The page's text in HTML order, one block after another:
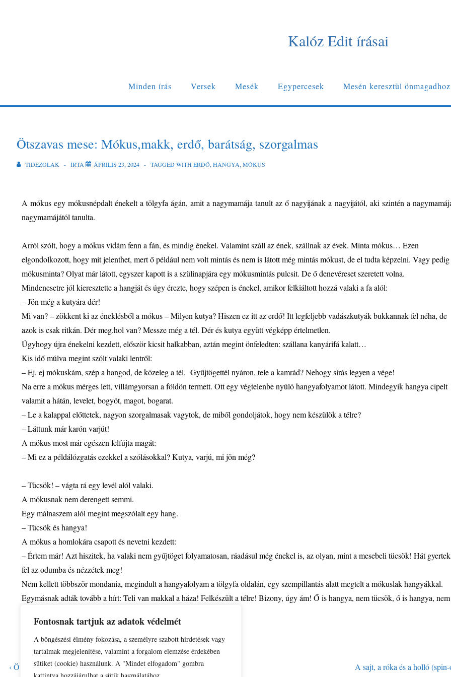
Fontosnak tartjuk az adatok védelmét
A böngészési élmény fokozása, a személyre szabott hirdetések vagy
tartalmak megjelenítése, valamint a forgalom elemzése érdekében
sütiket (cookie) használunk. A "Mindet elfogadom" gombra
Kalóz Edit írásai
Minden írás Versek Mesék Egypercesek Mesén keresztül önmagadhoz
Ötszavas mese: Mókus,makk, erdő, barátság, szorgalmas
TIDEZOLAK ÍRTA ÁPRILIS 23, 2024 TAGGED WITHERDŐ, HANGYA, MÓKUS
A mókus egy mókusnépdalt énekelt a tölgyfa ágán, amit a nagymamája tanult az ő nagyijának a nagyijától, aki szintén a
nagymamájától tanulta.
Arról szólt, hogy a mókus vidám fenn a fán, és mindig énekel. Valamint száll az ének, szállnak az évek. Minta mókus… Ezen
elgondolkozott, hogy mit jelenthet, mert ő például nem volt mintás és nem is látott még mintás mókust, de el tudta képzelni. Vagy pedig
mókusminta? Olyat már látott, egyszer kapott is a szülinapjára egy mókusmintás pulcsit. De ő denevéreset szeretett volna.
Mindenesetre jól kieresztette a hangját és úgy érezte, hogy szépen is énekel, amikor felkiáltott hozzá valaki a fa alól:
– Jön még a kutyára dér!
Mi van? – zökkent ki az éneklésből a mókus – Milyen kutya? Hiszen ez itt az erdő! Itt legfeljebb vadászkutyák bukkannak fel néha, de
azok is csak ritkán. Dér meg.hol van? Messze még a tél. Dér és kutya együtt végképp értelmetlen.
Úgyhogy újra énekelni kezdett, először kicsit halkabban, aztán megint önfeledten: szállana kanyárifá kalatt…
Kis idő múlva megint szólt valaki lentről:
– Ej, ej mókuskám, szép a hangod, de közeleg a tél. Gyűjtögettél nyáron, tele a kamrád? Nehogy sírás legyen a vége!
Na erre a mókus mérges lett, villámgyorsan a földön termett. Ott egy végtelenbe nyúló hangyafolyamot látott. Mindegyik hangya cipelt
valamit a hátán, levelet, bogyót, magot, bogarat.
– Le a kalappal előttetek, nagyon szorgalmasak vagytok, de miből gondoljátok, hogy nem készülök a télre?
– Láttunk már karón varjút!
A mókus most már egészen felfújta magát:
– Mi ez a példálózgatás ezekkel a szólásokkal? Kutya, varjú, mi jön még?
– Tücsök! – vágta rá egy levél alól valaki.
A mókusnak nem derengett semmi.
Egy málnaszem alól megint megszólalt egy hang.
– Tücsök és hangya!
A mókus a homlokára csapott és nevetni kezdett:
– Értem már! Azt hiszitek, ha valaki nem gyűjtöget folyamatosan, ráadásul még énekel is, az olyan, mint a mesebeli tücsök! Hát gyertek
fel az odumba és nézzétek meg!
Nem kellett többször mondania, megindult a hangyafolyam a tölgyfa oldalán, egy szempillantás alatt megtelt a mókuslak hangyákkal.
Egymásnak adták tovább a hírt: Teli van makkal a háza! Felkészült a télre! Bizony, úgy ám! Ő is hangya, nem tücsök, ő is hangya, nem
Így született barátság a hangyák és a mókus között.
‹ Ötszavas mese: Boszorka, vaddisznó, barlang, villámlás, méhecske A sajt, a róka és a holló (spin-